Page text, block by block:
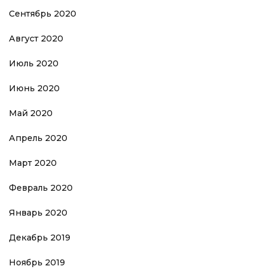
Сентябрь 2020
Август 2020
Июль 2020
Июнь 2020
Май 2020
Апрель 2020
Март 2020
Февраль 2020
Январь 2020
Декабрь 2019
Ноябрь 2019